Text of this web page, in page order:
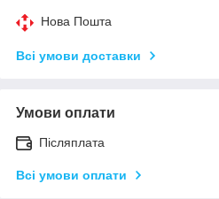
Нова Пошта
Всі умови доставки
Умови оплати
Післяплата
Всі умови оплати